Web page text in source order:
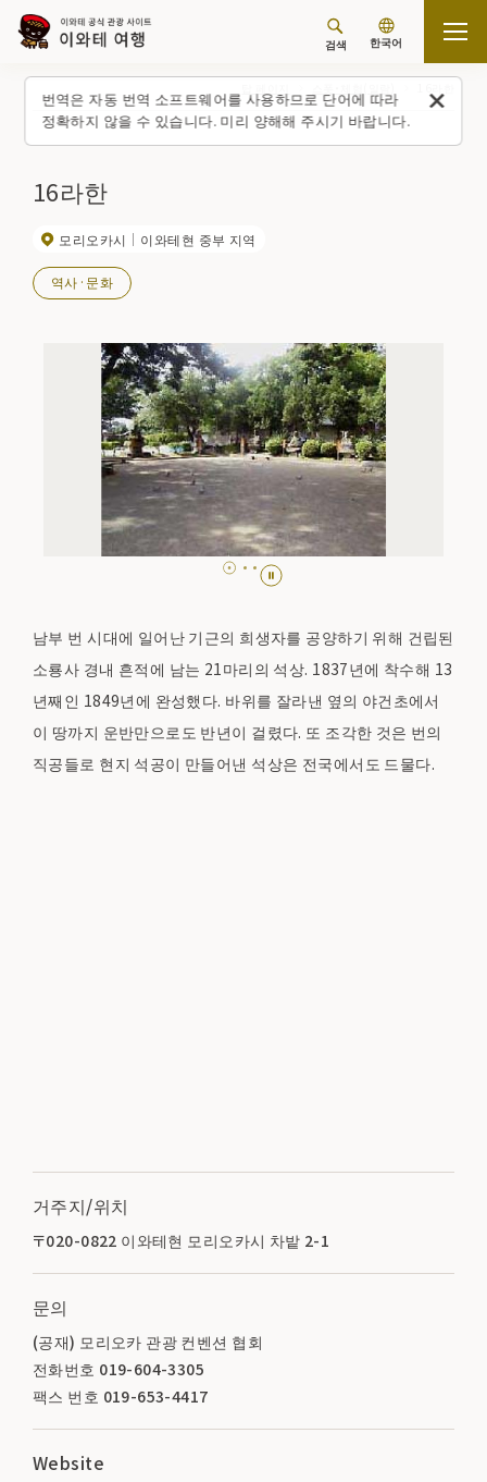
번역은 자동 번역 소프트웨어를 사용하므로 단어에 따라
정확하지 않을 수 있습니다. 미리 양해해 주시기 바랍니다.
검색 한국어
16라한
모리오카시 이와테현 중부 지역
역사·문화
남부 번 시대에 일어난 기근의 희생자를 공양하기 위해 건립된
소룡사 경내 흔적에 남는 21마리의 석상. 1837년에 착수해 13
년째인 1849년에 완성했다. 바위를 잘라낸 옆의 야건초에서
이 땅까지 운반만으로도 반년이 걸렸다. 또 조각한 것은 번의
직공들로 현지 석공이 만들어낸 석상은 전국에서도 드물다.
거주지/위치
〒020-0822 이와테현 모리오카시 차밭 2-1
문의
(공재) 모리오카 관광 컨벤션 협회
전화번호 019-604-3305
팩스 번호 019-653-4417
Website